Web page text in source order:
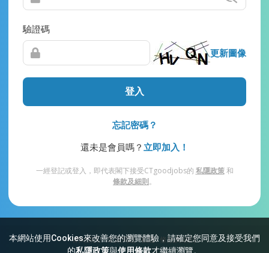
本網站使用Cookies來改善您的瀏覽體驗，請確定您同意及接受我們
的私隱政策與使用條款才繼續瀏覽。
驗證碼
更新圖像
登入
忘記密碼？
還未是會員嗎？ 立即加入！
一經登記或登入，即代表閣下接受CTgoodjobs的 私隱政策和
條款及細則。
網站索引 常見問題 私隱 條款及細則